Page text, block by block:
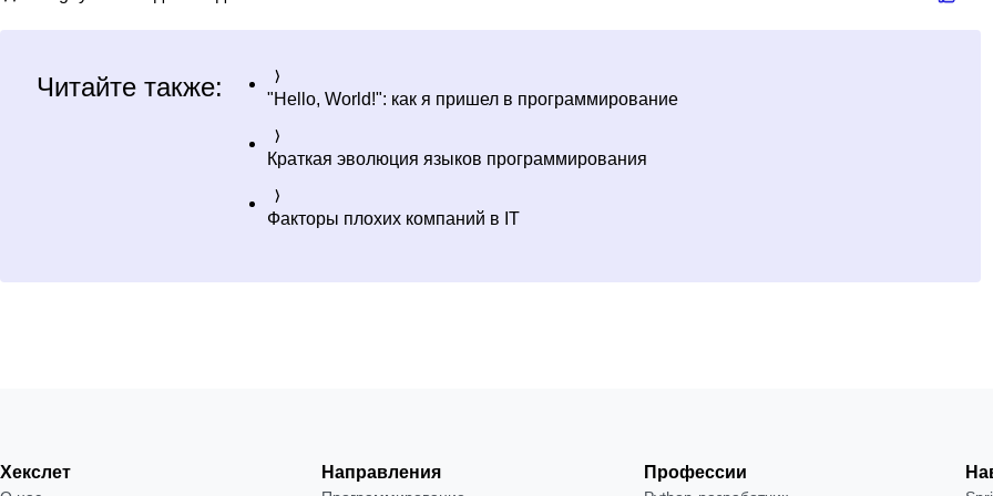
Читайте также: "Hello, World!": как я пришел в программирование
Краткая эволюция языков программирования
Факторы плохих компаний в IT
Хекслет Направления Профессии